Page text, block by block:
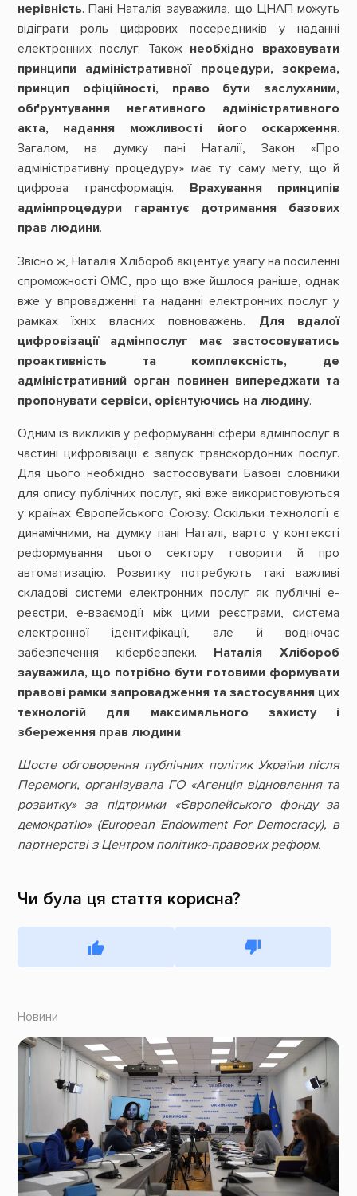
нерівність. Пані Наталія зауважила, що ЦНАП можуть
відіграти роль цифрових посередників у наданні
електронних послуг. Також необхідно враховувати
принципи адміністративної процедури, зокрема,
принцип офіційності, право бути заслуханим,
обґрунтування негативного адміністративного
акта, надання можливості його оскарження.
Загалом, на думку пані Наталії, Закон «Про
адміністративну процедуру» має ту саму мету, що й
цифрова трансформація. Врахування принципів
адмінпроцедури гарантує дотримання базових
прав людини.
Звісно ж, Наталія Хлібороб акцентує увагу на посиленні
спроможності ОМС, про що вже йшлося раніше, однак
вже у впровадженні та наданні електронних послуг у
рамках їхніх власних повноважень. Для вдалої
цифровізації адмінпослуг має застосовуватись
проактивність та комплексність, де
адміністративний орган повинен випереджати та
пропонувати сервіси, орієнтуючись на людину.
Одним із викликів у реформуванні сфери адмінпослуг в
частині цифровізації є запуск транскордонних послуг.
Для цього необхідно застосовувати Базові словники
для опису публічних послуг, які вже використовуються
у країнах Європейського Союзу. Оскільки технології є
динамічними, на думку пані Наталі, варто у контексті
реформування цього сектору говорити й про
автоматизацію. Розвитку потребують такі важливі
складові системи електронних послуг як публічні е-
реєстри, е-взаємодії між цими реєстрами, система
електронної ідентифікації, але й водночас
забезпечення кібербезпеки. Наталія Хлібороб
зауважила, що потрібно бути готовими формувати
правові рамки запровадження та застосування цих
технологій для максимального захисту і
збереження прав людини.
Шосте обговорення публічних політик України після
Перемоги, організувала ГО «Агенція відновлення та
розвитку» за підтримки «Європейського фонду за
демократію» (European Endowment For Democracy), в
партнерстві з Центром політико-правових реформ.
Чи була ця стаття корисна?
Новини